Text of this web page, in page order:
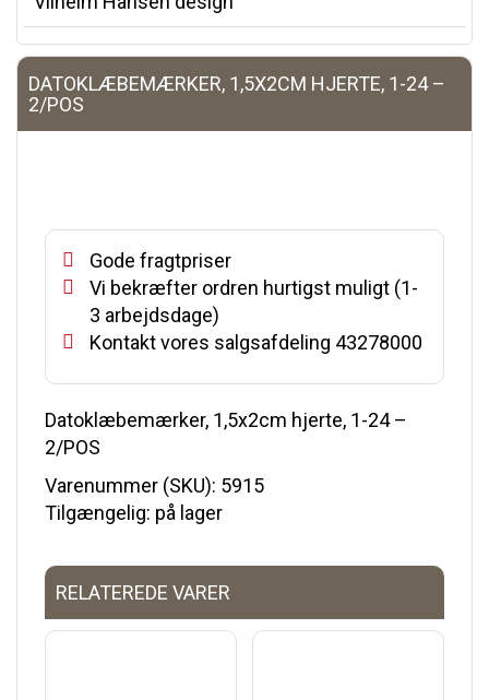
DATOKLÆBEMÆRKER, 1,5X2CM HJERTE, 1-24 –
2/POS
Gode fragtpriser
Vi bekræfter ordren hurtigst muligt (1-
3 arbejdsdage)
Kontakt vores salgsafdeling 43278000
Datoklæbemærker, 1,5x2cm hjerte, 1-24 –
2/POS
Varenummer (SKU): 5915
Tilgængelig: på lager
RELATEREDE VARER